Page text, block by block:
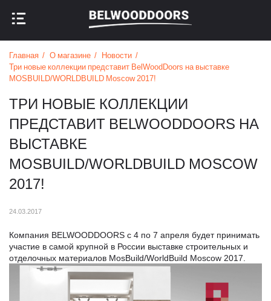
НАЗАД В МЕНЮ
НАЗАД В МЕНЮ
Главная О магазине
Новости
Три новые коллекции представит BelWoodDoors на выставке
MOSBUILD/WORLDBUILD Moscow 2017!
ТРИ НОВЫЕ КОЛЛЕКЦИИ
ПРЕДСТАВИТ BELWOODDOORS НА
ВЫСТАВКЕ
MOSBUILD/WORLDBUILD MOSCOW
2017!
24.03.2017
Компания BELWOODDOORS с 4 по 7 апреля будет принимать
участие в самой крупной в России выставке строительных и
отделочных материалов MosBuild/WorldBuild Moscow 2017.